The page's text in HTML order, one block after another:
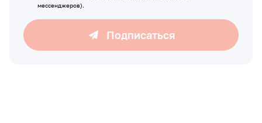
мессенджеров).
Подписаться